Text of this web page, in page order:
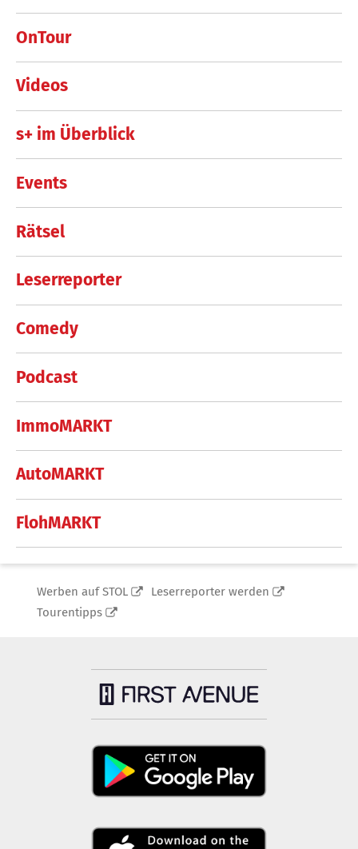
OnTour
Videos
s+ im Überblick
Events
Rätsel
Leserreporter
Comedy
Podcast
ImmoMARKT
AutoMARKT
FlohMARKT
Werben auf STOL
Leserreporter werden
Tourentipps